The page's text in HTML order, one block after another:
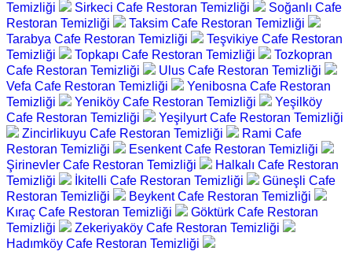
Temizliği
Sirkeci Cafe Restoran Temizliği
Soğanlı Cafe
Restoran Temizliği
Taksim Cafe Restoran Temizliği
Tarabya Cafe Restoran Temizliği
Teşvikiye Cafe Restoran
Temizliği
Topkapı Cafe Restoran Temizliği
Tozkopran
Cafe Restoran Temizliği
Ulus Cafe Restoran Temizliği
Vefa Cafe Restoran Temizliği
Yenibosna Cafe Restoran
Temizliği
Yeniköy Cafe Restoran Temizliği
Yeşilköy
Cafe Restoran Temizliği
Yeşilyurt Cafe Restoran Temizliği
Zincirlikuyu Cafe Restoran Temizliği
Rami Cafe
Restoran Temizliği
Esenkent Cafe Restoran Temizliği
Şirinevler Cafe Restoran Temizliği
Halkalı Cafe Restoran
Temizliği
İkitelli Cafe Restoran Temizliği
Güneşli Cafe
Restoran Temizliği
Beykent Cafe Restoran Temizliği
Kıraç Cafe Restoran Temizliği
Göktürk Cafe Restoran
Temizliği
Zekeriyaköy Cafe Restoran Temizliği
Hadımköy Cafe Restoran Temizliği